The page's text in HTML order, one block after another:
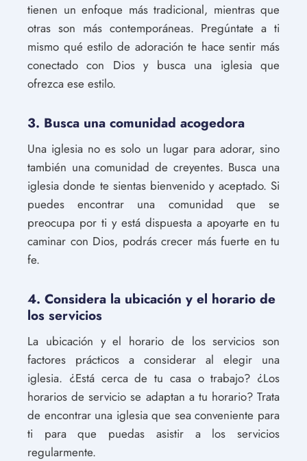
tienen un enfoque más tradicional, mientras que
otras son más contemporáneas. Pregúntate a ti
mismo qué estilo de adoración te hace sentir más
conectado con Dios y busca una iglesia que
ofrezca ese estilo.
3. Busca una comunidad acogedora
Una iglesia no es solo un lugar para adorar, sino
también una comunidad de creyentes. Busca una
iglesia donde te sientas bienvenido y aceptado. Si
puedes encontrar una comunidad que se
preocupa por ti y está dispuesta a apoyarte en tu
caminar con Dios, podrás crecer más fuerte en tu
fe.
4. Considera la ubicación y el horario de
los servicios
La ubicación y el horario de los servicios son
factores prácticos a considerar al elegir una
iglesia. ¿Está cerca de tu casa o trabajo? ¿Los
horarios de servicio se adaptan a tu horario? Trata
de encontrar una iglesia que sea conveniente para
ti para que puedas asistir a los servicios
regularmente.